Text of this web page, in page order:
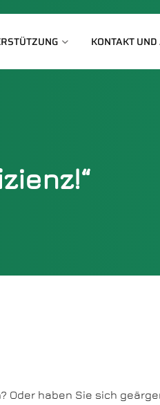
KONTAKT
Oder haben Sie sich